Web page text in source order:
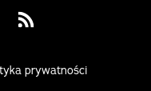
us on Youtube
Visit us on Rss
prywatności